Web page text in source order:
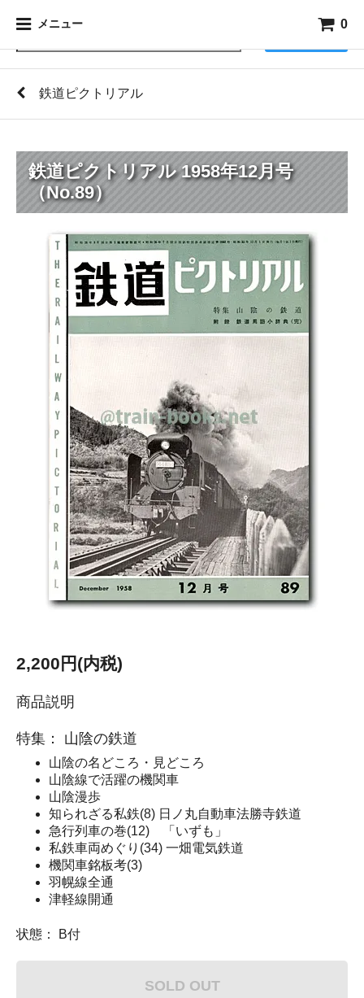
メニュー 0
鉄道ピクトリアル
鉄道ピクトリアル 1958年12月号
（No.89）
2,200円(内税)
商品説明
特集： 山陰の鉄道
山陰の名どころ・見どころ
山陰線で活躍の機関車
山陰漫歩
知られざる私鉄(8) 日ノ丸自動車法勝寺鉄道
急行列車の巻(12) 「いずも」
私鉄車両めぐり(34) 一畑電気鉄道
機関車銘板考(3)
羽幌線全通
津軽線開通
状態： B付
SOLD OUT